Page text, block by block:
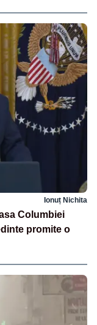
Ionuț Nichita
Columbiei
promite o